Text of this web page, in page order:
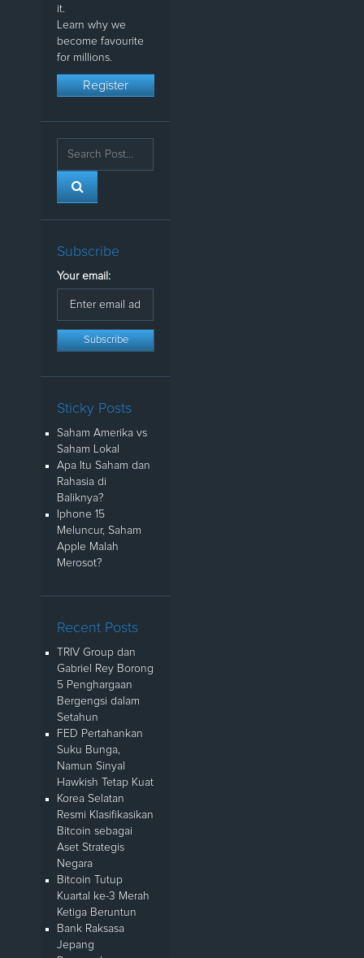
it.
Learn why we
become favourite
for millions.
Register
Subscribe
Your email:
Sticky Posts
Saham Amerika vs
Saham Lokal
Apa Itu Saham dan
Rahasia di
Baliknya?
Iphone 15
Meluncur, Saham
Apple Malah
Merosot?
Recent Posts
TRIV Group dan
Gabriel Rey Borong
5 Penghargaan
Bergengsi dalam
Setahun
FED Pertahankan
Suku Bunga,
Namun Sinyal
Hawkish Tetap Kuat
Korea Selatan
Resmi Klasifikasikan
Bitcoin sebagai
Aset Strategis
Negara
Bitcoin Tutup
Kuartal ke-3 Merah
Ketiga Beruntun
Bank Raksasa
Jepang